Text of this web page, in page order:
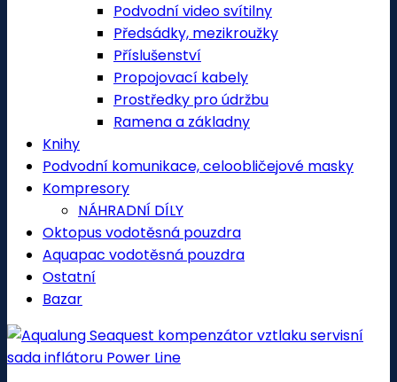
Podvodní video svítilny
Předsádky, mezikroužky
Příslušenství
Propojovací kabely
Prostředky pro údržbu
Ramena a základny
Knihy
Podvodní komunikace, celoobličejové masky
Kompresory
NÁHRADNÍ DÍLY
Oktopus vodotěsná pouzdra
Aquapac vodotěsná pouzdra
Ostatní
Bazar